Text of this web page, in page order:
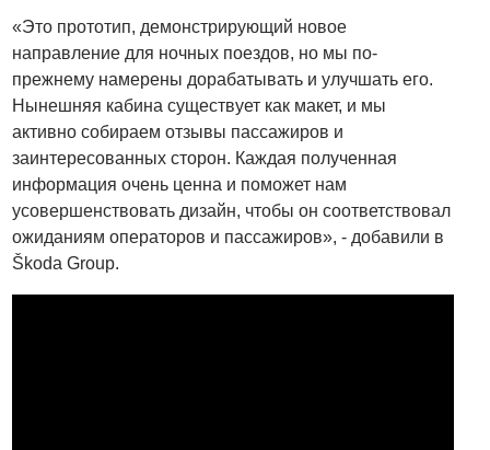
«Это прототип, демонстрирующий новое
направление для ночных поездов, но мы по-
прежнему намерены дорабатывать и улучшать его.
Нынешняя кабина существует как макет, и мы
активно собираем отзывы пассажиров и
заинтересованных сторон. Каждая полученная
информация очень ценна и поможет нам
усовершенствовать дизайн, чтобы он соответствовал
ожиданиям операторов и пассажиров», - добавили в
Škoda Group.